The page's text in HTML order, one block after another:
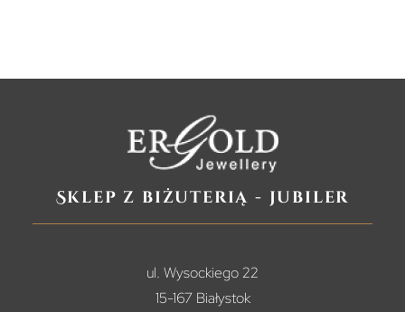
Sklep z biżuterią - jubiler
ul. Wysockiego 22
15-167 Białystok